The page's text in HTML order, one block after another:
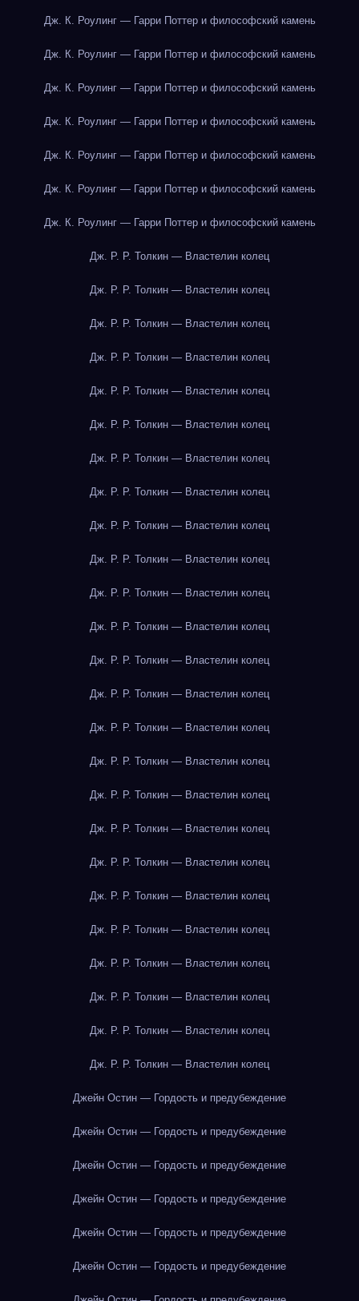
Дж. К. Роулинг — Гарри Поттер и философский камень
Дж. К. Роулинг — Гарри Поттер и философский камень
Дж. К. Роулинг — Гарри Поттер и философский камень
Дж. К. Роулинг — Гарри Поттер и философский камень
Дж. К. Роулинг — Гарри Поттер и философский камень
Дж. К. Роулинг — Гарри Поттер и философский камень
Дж. К. Роулинг — Гарри Поттер и философский камень
Дж. Р. Р. Толкин — Властелин колец
Дж. Р. Р. Толкин — Властелин колец
Дж. Р. Р. Толкин — Властелин колец
Дж. Р. Р. Толкин — Властелин колец
Дж. Р. Р. Толкин — Властелин колец
Дж. Р. Р. Толкин — Властелин колец
Дж. Р. Р. Толкин — Властелин колец
Дж. Р. Р. Толкин — Властелин колец
Дж. Р. Р. Толкин — Властелин колец
Дж. Р. Р. Толкин — Властелин колец
Дж. Р. Р. Толкин — Властелин колец
Дж. Р. Р. Толкин — Властелин колец
Дж. Р. Р. Толкин — Властелин колец
Дж. Р. Р. Толкин — Властелин колец
Дж. Р. Р. Толкин — Властелин колец
Дж. Р. Р. Толкин — Властелин колец
Дж. Р. Р. Толкин — Властелин колец
Дж. Р. Р. Толкин — Властелин колец
Дж. Р. Р. Толкин — Властелин колец
Дж. Р. Р. Толкин — Властелин колец
Дж. Р. Р. Толкин — Властелин колец
Дж. Р. Р. Толкин — Властелин колец
Дж. Р. Р. Толкин — Властелин колец
Дж. Р. Р. Толкин — Властелин колец
Дж. Р. Р. Толкин — Властелин колец
Джейн Остин — Гордость и предубеждение
Джейн Остин — Гордость и предубеждение
Джейн Остин — Гордость и предубеждение
Джейн Остин — Гордость и предубеждение
Джейн Остин — Гордость и предубеждение
Джейн Остин — Гордость и предубеждение